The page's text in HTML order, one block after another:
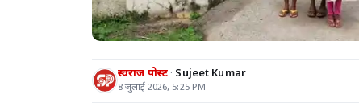
स्वराज पोस्ट Sujeet Kumar
8 जुलाई 2026, 5:25 PM